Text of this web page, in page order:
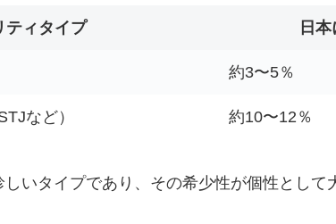
ティタイプ 日
約3〜5％
など） 約10〜12％
いタイプであり、その希少性が個性として